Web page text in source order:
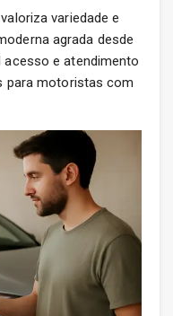
variedade e
agrada desde
e atendimento
para motoristas com